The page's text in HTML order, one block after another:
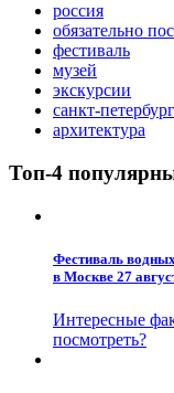
россия
обязательно
фестиваль
музей
экскурсии
санкт-петербург
архитектура
Топ-4
Фестиваль
в Москве 27
Интересные
посмотреть?